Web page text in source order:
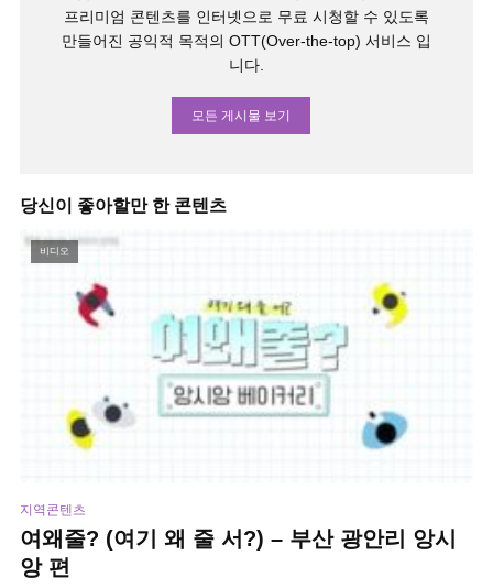
프리미엄 콘텐츠를 인터넷으로 무료 시청할 수 있도록
만들어진 공익적 목적의 OTT(Over-the-top) 서비스 입
니다.
모든 게시물 보기
당신이 좋아할만 한 콘텐츠
비디오
지역콘텐츠
여왜줄? (여기 왜 줄 서?) – 부산 광안리 앙시
앙 편